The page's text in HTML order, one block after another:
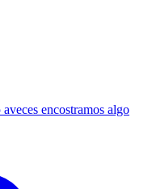
encostramos algo